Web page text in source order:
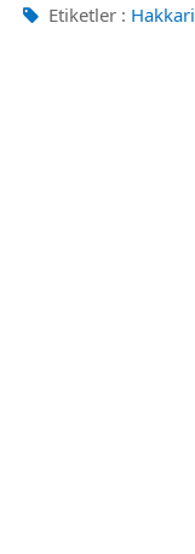
Etiketler : Hakkari